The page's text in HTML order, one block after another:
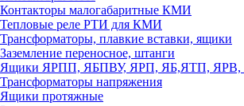
Контакторы малогабаритные КМИ
Тепловые реле РTИ для КМИ
Трансформаторы, плавкие вставки, ящики
Заземление переносное, штанги
Ящики ЯРПП, ЯБПВУ, ЯРП, ЯБ,ЯТП,
Трансформаторы напряжения
Ящики протяжные